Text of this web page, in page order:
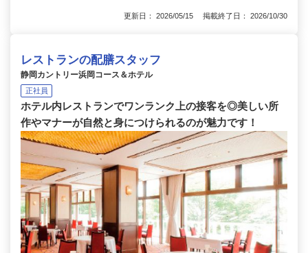
更新日： 2026/05/15 掲載終了日： 2026/10/30
レストランの配膳スタッフ
静岡カントリー浜岡コース＆ホテル
正社員
ホテル内レストランでワンランク上の接客を◎美しい所
作やマナーが自然と身につけられるのが魅力です！